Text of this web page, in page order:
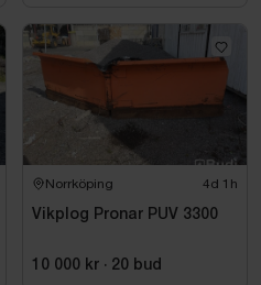
Norrköping 4d 1h
Vikplog Pronar PUV 3300
10 000 kr · 20 bud